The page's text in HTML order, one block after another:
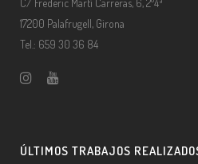
17200 Palafrugell, Girona
Tel.: 659 30 36 84
ÚLTIMOS TRABAJOS